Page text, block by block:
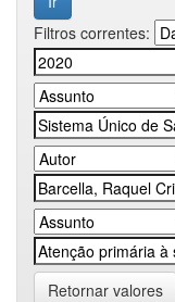
Filtros correntes:
Retornar valores